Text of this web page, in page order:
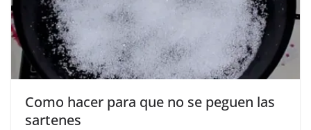
Como hacer para que no se peguen las
sartenes